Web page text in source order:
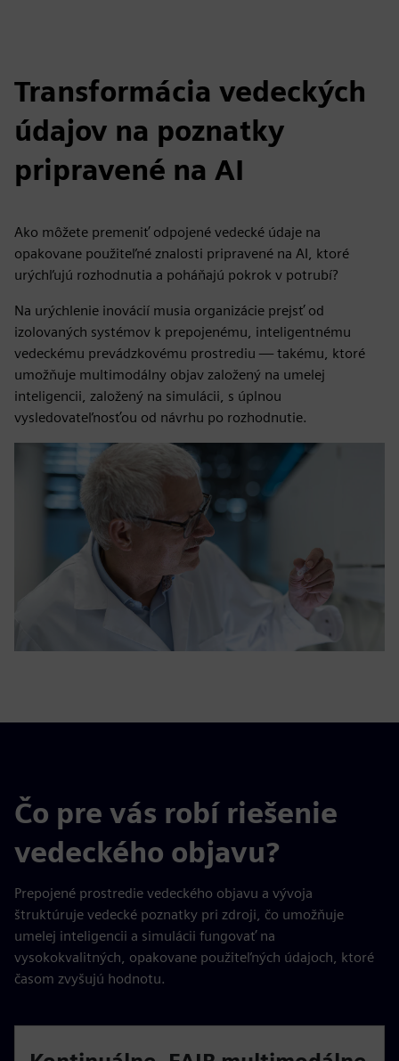
Transformácia vedeckých
údajov na poznatky
pripravené na AI
Ako môžete premeniť odpojené vedecké údaje na
opakovane použiteľné znalosti pripravené na AI, ktoré
urýchľujú rozhodnutia a poháňajú pokrok v potrubí?
Na urýchlenie inovácií musia organizácie prejsť od
izolovaných systémov k prepojenému, inteligentnému
vedeckému prevádzkovému prostrediu — takému, ktoré
umožňuje multimodálny objav založený na umelej
inteligencii, založený na simulácii, s úplnou
vysledovateľnosťou od návrhu po rozhodnutie.
Čo pre vás robí riešenie
vedeckého objavu?
Prepojené prostredie vedeckého objavu a vývoja
štruktúruje vedecké poznatky pri zdroji, čo umožňuje
umelej inteligencii a simulácii fungovať na
vysokokvalitných, opakovane použiteľných údajoch, ktoré
časom zvyšujú hodnotu.